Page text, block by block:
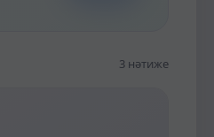
3 нәтиже